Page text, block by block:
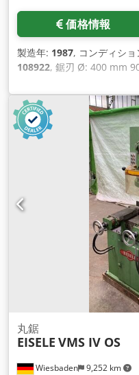
価格情報
製造年: 1987, コンディショ
108922, 鋸刃 Ø: 400 mm
90°長方形での切断範囲：
ターカット範囲：130 mm
245×40mm（長方形）。
ー：380V、1,7 kW 必要ス
Djdpfshz T Hfsx Ac Isck 重
Wiesbaden 9,252 km
丸鋸
EISELE VMS IV OS